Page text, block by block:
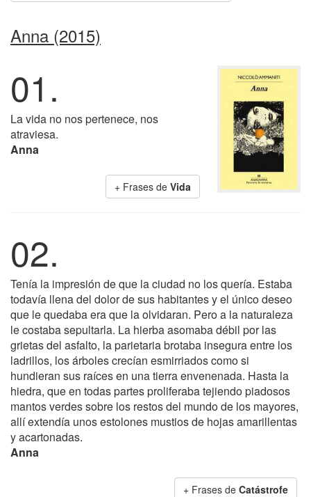
Anna (2015)
01.
La vida no nos pertenece, nos
atraviesa.
Anna
+ Frases de Vida
02.
Tenía la impresión de que la ciudad no los quería. Estaba
todavía llena del dolor de sus habitantes y el único deseo
que le quedaba era que la olvidaran. Pero a la naturaleza
le costaba sepultarla. La hierba asomaba débil por las
grietas del asfalto, la parietaria brotaba insegura entre los
ladrillos, los árboles crecían esmirriados como si
hundieran sus raíces en una tierra envenenada. Hasta la
hiedra, que en todas partes proliferaba tejiendo piadosos
mantos verdes sobre los restos del mundo de los mayores,
allí extendía unos estolones mustios de hojas amarillentas
y acartonadas.
Anna
+ Frases de Catástrofe